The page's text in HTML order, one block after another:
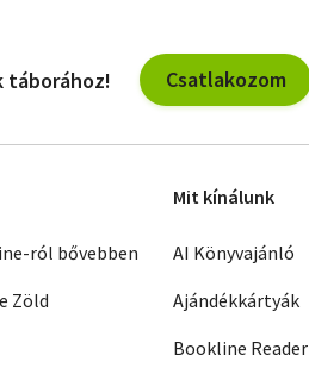
táborához! Csatlakozom
ról bővebben
Zöld
Mit kínálunk
AI Könyvajánló
Ajándékkártyák
Bookline Reader